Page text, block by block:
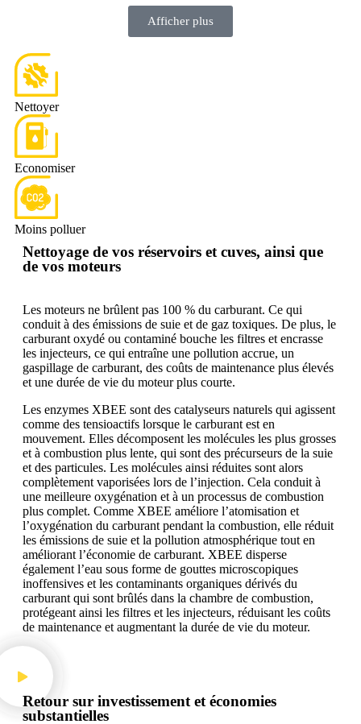
Afficher plus
Nettoyer
Economiser
Moins polluer
Nettoyage de vos réservoirs et cuves, ainsi que
de vos moteurs
Les moteurs ne brûlent pas 100 % du carburant. Ce qui
conduit à des émissions de suie et de gaz toxiques. De plus, le
carburant oxydé ou contaminé bouche les filtres et encrasse
les injecteurs, ce qui entraîne une pollution accrue, un
gaspillage de carburant, des coûts de maintenance plus élevés
et une durée de vie du moteur plus courte.
Les enzymes XBEE sont des catalyseurs naturels qui agissent
comme des tensioactifs lorsque le carburant est en
mouvement. Elles décomposent les molécules les plus grosses
et à combustion plus lente, qui sont des précurseurs de la suie
et des particules. Les molécules ainsi réduites sont alors
complètement vaporisées lors de l’injection. Cela conduit à
une meilleure oxygénation et à un processus de combustion
plus complet. Comme XBEE améliore l’atomisation et
l’oxygénation du carburant pendant la combustion, elle réduit
les émissions de suie et la pollution atmosphérique tout en
améliorant l’économie de carburant. XBEE disperse
également l’eau sous forme de gouttes microscopiques
inoffensives et les contaminants organiques dérivés du
carburant qui sont brûlés dans la chambre de combustion,
protégeant ainsi les filtres et les injecteurs, réduisant les coûts
de maintenance et augmentant la durée de vie du moteur.
Retour sur investissement et économies
substantielles